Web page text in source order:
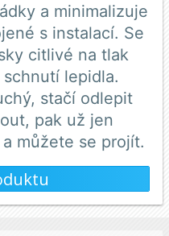
a minimalizuje
s instalací. Se
citlivé na tlak
lepidla.
stačí odlepit
pak už jen
můžete se projít.